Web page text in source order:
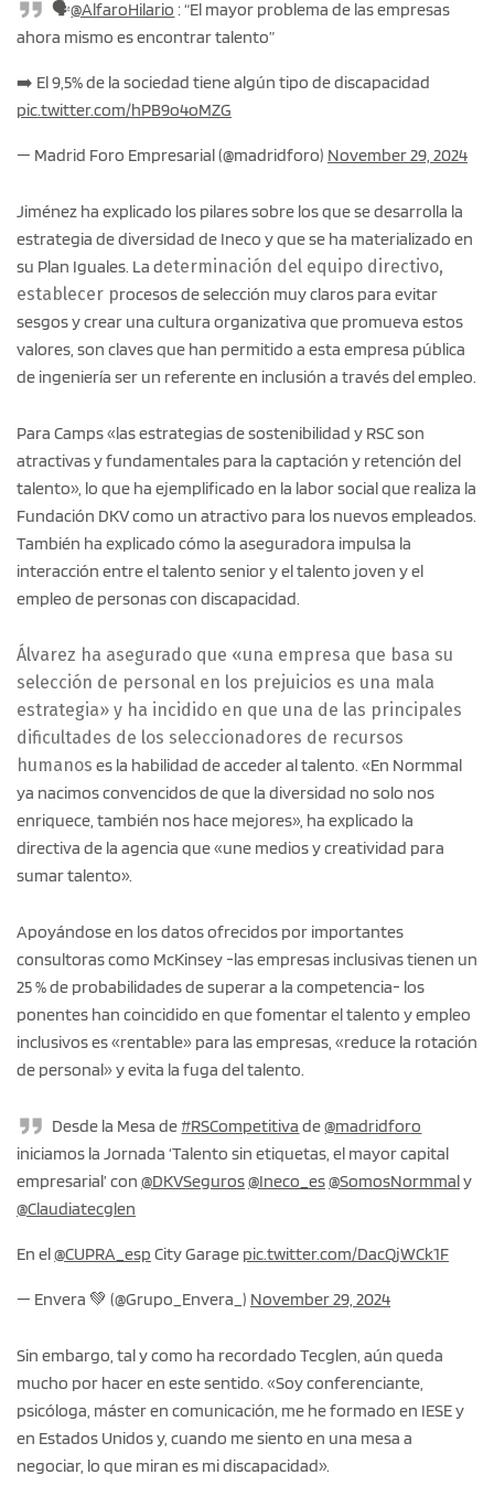
🗣️@AlfaroHilario : “El mayor problema de las empresas
ahora mismo es encontrar talento”
➡️ El 9,5% de la sociedad tiene algún tipo de discapacidad
pic.twitter.com/hPB9o4oMZG
— Madrid Foro Empresarial (@madridforo) November 29, 2024
Jiménez ha explicado los pilares sobre los que se desarrolla la
estrategia de diversidad de Ineco y que se ha materializado en
su Plan Iguales. La determinación del equipo directivo,
establecer procesos de selección muy claros para evitar
sesgos y crear una cultura organizativa que promueva estos
valores, son claves que han permitido a esta empresa pública
de ingeniería ser un referente en inclusión a través del empleo.
Para Camps «las estrategias de sostenibilidad y RSC son
atractivas y fundamentales para la captación y retención del
talento», lo que ha ejemplificado en la labor social que realiza la
Fundación DKV como un atractivo para los nuevos empleados.
También ha explicado cómo la aseguradora impulsa la
interacción entre el talento senior y el talento joven y el
empleo de personas con discapacidad.
Álvarez ha asegurado que «una empresa que basa su
selección de personal en los prejuicios es una mala
estrategia» y ha incidido en que una de las principales
dificultades de los seleccionadores de recursos
humanos es la habilidad de acceder al talento. «En Normmal
ya nacimos convencidos de que la diversidad no solo nos
enriquece, también nos hace mejores», ha explicado la
directiva de la agencia que «une medios y creatividad para
sumar talento».
Apoyándose en los datos ofrecidos por importantes
consultoras como McKinsey -las empresas inclusivas tienen un
25 % de probabilidades de superar a la competencia- los
ponentes han coincidido en que fomentar el talento y empleo
inclusivos es «rentable» para las empresas, «reduce la rotación
de personal» y evita la fuga del talento.
Desde la Mesa de #RSCompetitiva de@madridforo
iniciamos la Jornada ‘Talento sin etiquetas, el mayor capital
empresarial’ con @DKVSeguros@Ineco_es@SomosNormmaly
@Claudiatecglen
En el@CUPRA_esp City Garage pic.twitter.com/DacQjWCk1F
— Envera 💚 (@Grupo_Envera_) November 29, 2024
Sin embargo, tal y como ha recordado Tecglen, aún queda
mucho por hacer en este sentido. «Soy conferenciante,
psicóloga, máster en comunicación, me he formado en IESE y
en Estados Unidos y, cuando me siento en una mesa a
negociar, lo que miran es mi discapacidad».